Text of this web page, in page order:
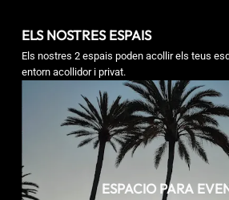
ELS NOSTRES ESPAIS
Els nostres 2 espais poden acollir els teus
entorn acollidor i privat.
ESPACIO PARA